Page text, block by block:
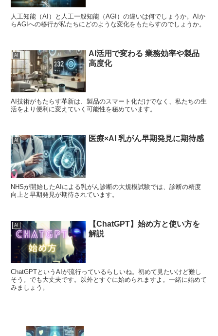
人工知能（AI）と人工一般知能（AGI）の違いは何でしょうか。AIか
らAGIへの移行が私たちにどのような変化をもたらすのでしょうか。
AI
AI活用で変わる 業務効率や製品
高度化
AI技術がもたらす革新は、製品のスマート化だけでなく、私たちの生
活をより便利に変えていく可能性を秘めています。
AI 医療×AI 乳がん早期発見に期待感
NHSが開始したAIによる乳がん診断の大規模試験では、診断の精度
向上と早期発見が期待されています。
AI
【ChatGPT】始め方と使い方を
解説
ChatGPTというAIが流行っているらしいね。初めて見たいけど難し
そう。でも大丈夫です。以外とすぐに始められますよ。一緒に始めて
みましょう。